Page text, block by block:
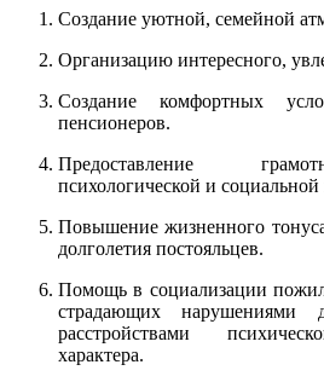
Создание уютной, семейной
Организацию интересного,
Создание комфортных
пенсионеров.
Предоставление
психологической и
Повышение жизненного
долголетия постояльцев.
Помощь в социализации
страдающих нарушениями
расстройствами
характера.